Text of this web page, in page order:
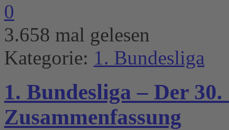
0
3.658 mal gelesen
Kategorie: 1. Bundesliga
1. Bundesliga – Der
Zusammenfassung